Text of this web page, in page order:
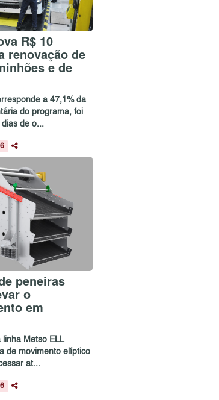
R$ 10
renovação de
e de
a 47,1% da
do programa, foi
de o...
peneiras
o
em
linha Metso ELL
de movimento elíptico
at...